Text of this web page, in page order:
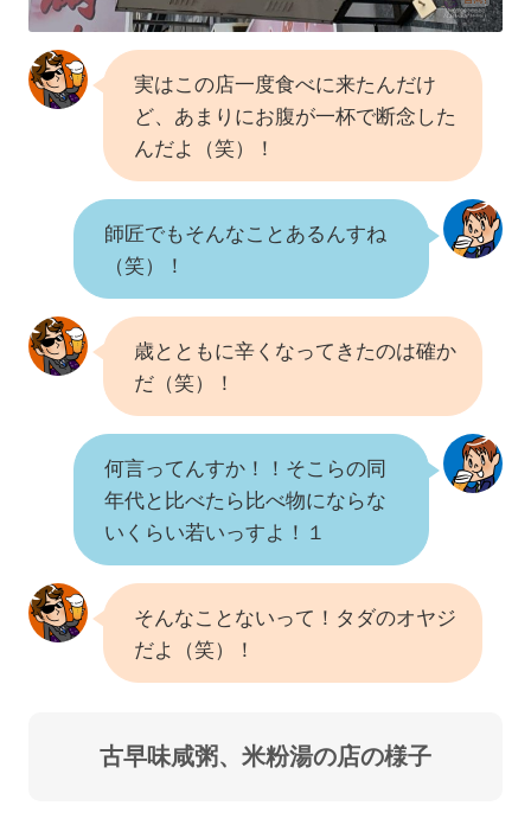
実はこの店一度食べに来たんだけ
ど、あまりにお腹が一杯で断念した
んだよ（笑）！
師匠でもそんなことあるんすね
（笑）！
歳とともに辛くなってきたのは確か
だ（笑）！
何言ってんすか！！そこらの同
年代と比べたら比べ物にならな
いくらい若いっすよ！１
そんなことないって！タダのオヤジ
だよ（笑）！
古早味咸粥、米粉湯の店の様子